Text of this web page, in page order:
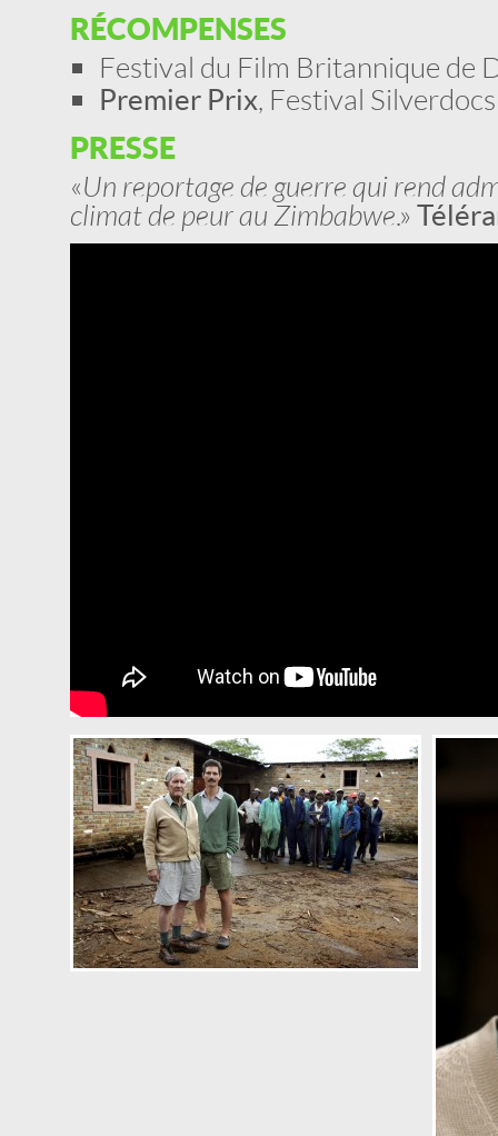
RÉCOMPENSES
Festival du Film Britannique de
Premier Prix, Festival
PRESSE
«Un reportage de guerre qui rend
climat de peur au Zimbabwe.»